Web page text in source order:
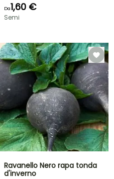
Da1,60 €
Semi
Ravanello Nero rapa tonda
d'inverno